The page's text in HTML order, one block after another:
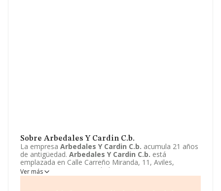
Sobre Arbedales Y Cardin C.b.
La empresa Arbedales Y Cardin C.b. acumula 21 años
de antigüedad. Arbedales Y Cardin C.b. está
emplazada en Calle Carreño Miranda, 11, Aviles,
Asturias. Centra su actividad CNAE como 6812 -
Promoción inmobiliaria. La empresaArbedales Y
Ver más